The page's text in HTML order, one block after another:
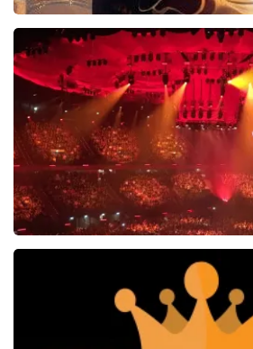
Bee Gees Forever
845+reviews
BEKIJKEN
Vrienden Van Amstel Live
1252+reviews
BEKIJKEN